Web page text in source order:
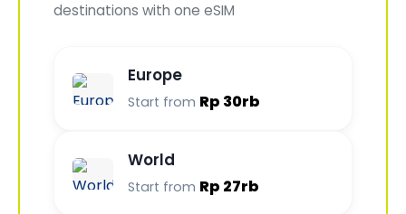
destinations with one eSIM
Europe
Start from Rp 30rb
World
Start from Rp 27rb